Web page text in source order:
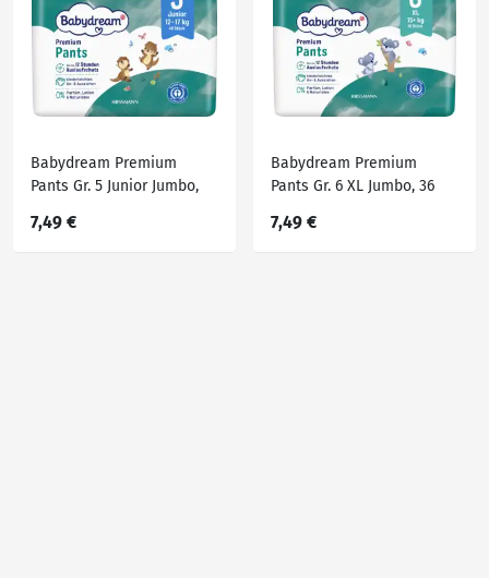
Babydream Premium
Pants Gr. 5 Junior Jumbo,
7,49 €
Babydream Premium
Pants Gr. 6 XL Jumbo, 36
7,49 €